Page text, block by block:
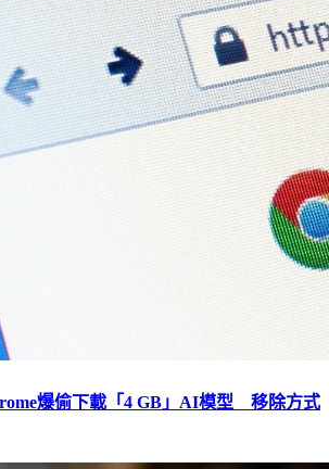
爆偷下載「4 GB」AI模型 移除方式